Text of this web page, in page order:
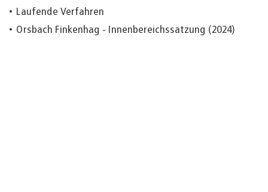
Laufende Verfahren
Orsbach Finkenhag - Innenbereichssatzung (2024)